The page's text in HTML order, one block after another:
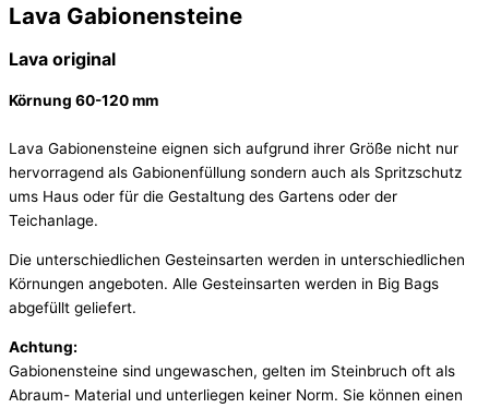
Lava Gabionensteine
Lava original
Körnung 60-120 mm
Lava Gabionensteine eignen sich aufgrund ihrer Größe nicht nur
hervorragend als Gabionenfüllung sondern auch als Spritzschutz
ums Haus oder für die Gestaltung des Gartens oder der
Teichanlage.
Die unterschiedlichen Gesteinsarten werden in unterschiedlichen
Körnungen angeboten. Alle Gesteinsarten werden in Big Bags
abgefüllt geliefert.
Achtung:
Gabionensteine sind ungewaschen, gelten im Steinbruch oft als
Abraum- Material und unterliegen keiner Norm. Sie können einen